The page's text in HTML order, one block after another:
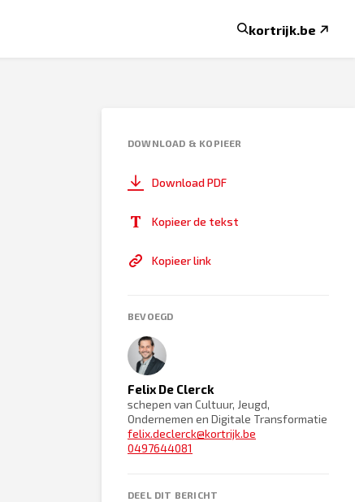
kortrijk.be
DOWNLOAD & KOPIEER
Download PDF
Kopieer de tekst
Kopieer link
BEVOEGD
Felix De Clerck
schepen van Cultuur, Jeugd,
Ondernemen en Digitale Transformatie
felix.declerck@kortrijk.be
0497644081
DEEL DIT BERICHT